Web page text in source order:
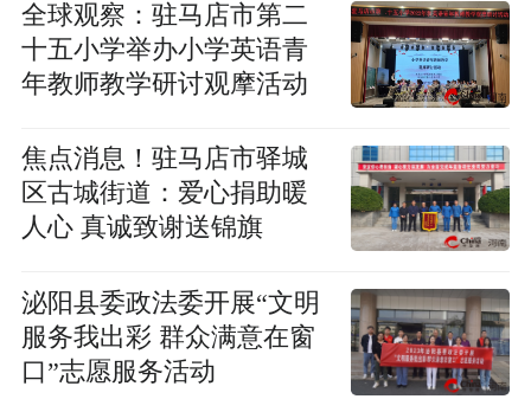
全球观察：驻马店市第二
十五小学举办小学英语青
年教师教学研讨观摩活动
焦点消息！驻马店市驿城
区古城街道：爱心捐助暖
人心 真诚致谢送锦旗
泌阳县委政法委开展“文明
服务我出彩 群众满意在窗
口”志愿服务活动